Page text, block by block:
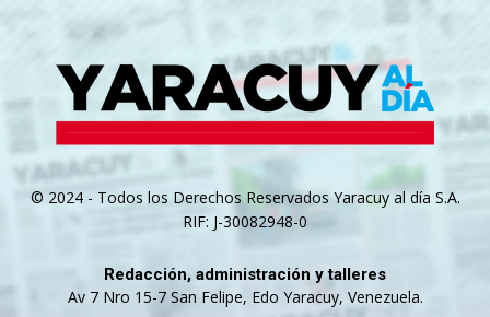
© 2024 - Todos los Derechos Reservados Yaracuy al día S.A.
RIF: J-30082948-0
Redacción, administración y talleres
Av 7 Nro 15-7 San Felipe, Edo Yaracuy, Venezuela.